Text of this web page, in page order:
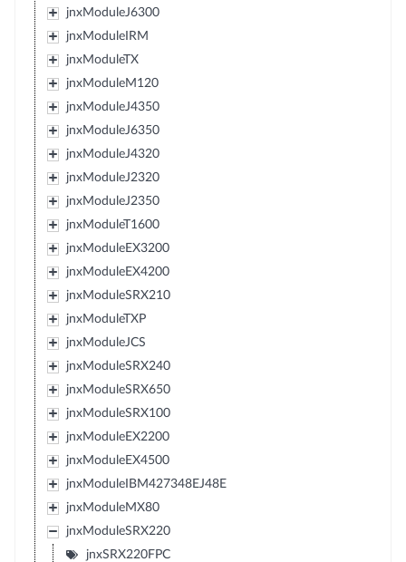
jnxModuleJ6300
jnxModuleIRM
jnxModuleTX
jnxModuleM120
jnxModuleJ4350
jnxModuleJ6350
jnxModuleJ4320
jnxModuleJ2320
jnxModuleJ2350
jnxModuleT1600
jnxModuleEX3200
jnxModuleEX4200
jnxModuleSRX210
jnxModuleTXP
jnxModuleJCS
jnxModuleSRX240
jnxModuleSRX650
jnxModuleSRX100
jnxModuleEX2200
jnxModuleEX4500
jnxModuleIBM427348EJ48E
jnxModuleMX80
jnxModuleSRX220
jnxSRX220FPC